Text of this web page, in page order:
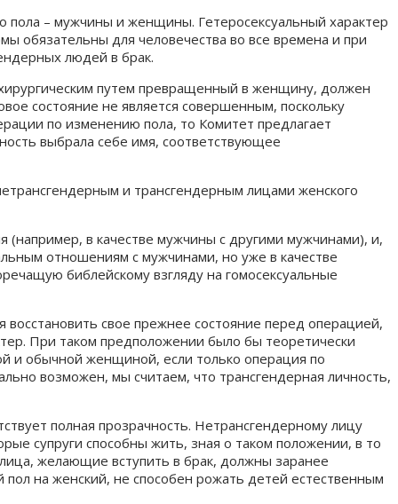
пола – мужчины и женщины. Гетеросексуальный характер
обязательны для человечества во все времена и при
людей в брак.
путем превращенный в женщину, должен
состояние не является совершенным, поскольку
по изменению пола, то Комитет предлагает
выбрала себе имя, соответствующее
и трансгендерным лицами женского
(например, в качестве мужчины с другими мужчинами), и,
отношениям с мужчинами, но уже в качестве
библейскому взгляду на гомосексуальные
свое прежнее состояние перед операцией,
При таком предположении было бы теоретически
и обычной женщиной, если только операция по
возможен, мы считаем, что трансгендерная личность,
полная прозрачность. Нетрансгендерному лицу
супруги способны жить, зная о таком положении, в то
желающие вступить в брак, должны заранее
на женский, не способен рожать детей естественным